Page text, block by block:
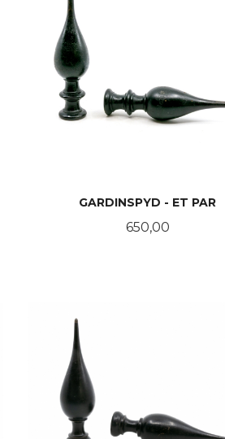
GARDINSPYD - ET PAR
Pris
650,00